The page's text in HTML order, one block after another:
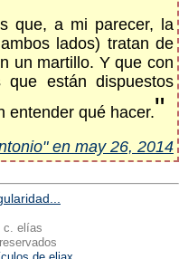
que, a mi parecer, la
lados) tratan de
un martillo. Y que con
están dispuestos
entender qué hacer."
en may 26, 2014
c. elías